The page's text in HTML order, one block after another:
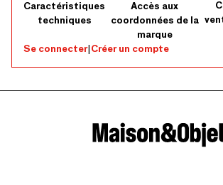
Caractéristiques
techniques
Accès aux
coordonnées de la
marque
Se connecter|Créer un compte